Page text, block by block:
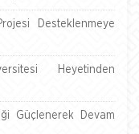
Desteklenmeye
Heyetinden
Güçlenerek Devam